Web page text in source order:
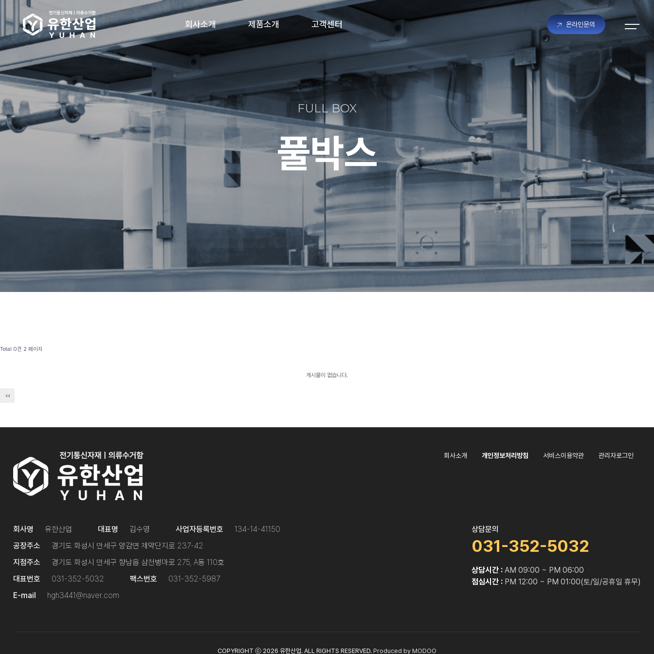
회사소개
인사말
오시는길
제품소개
풀박스/분전함
제복수거함
의류수거함
폐건전지수거함
기타 주문제작형
고객센터
온라인문의
온라인문의
FULL BOX
풀박스
Total 0건 2 페이지
게시물이 없습니다.
회사소개 개인정보처리방침 서비스이용약관 관리자로그인
회사명 유한산업 대표명 김수영 사업자등록번호
134-14-41150
공장주소
경기도 화성시 만세구 양감면 제약단지로 237-42
지점주소
경기도 화성시 만세구 향남읍 삼천병마로 275, A동 110호
대표번호
031-352-5032 팩스번호
031-352-5987
E-mail
hgh3441@naver.com
상담문의
031-352-5032
상담시간 :AM 09:00 ~ PM 06:00
점심시간 : PM 12:00 ~ PM 01:00(토/일/공휴일 휴무)
COPYRIGHT ⓒ 2026 유한산업. ALL RIGHTS RESERVED. Produced by MODOO